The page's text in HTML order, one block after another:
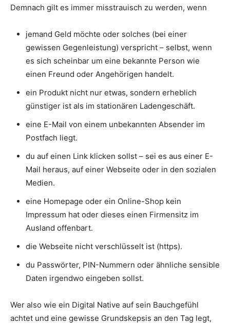
Demnach gilt es immer misstrauisch zu werden, wenn
jemand Geld möchte oder solches (bei einer
gewissen Gegenleistung) verspricht – selbst, wenn
es sich scheinbar um eine bekannte Person wie
einen Freund oder Angehörigen handelt.
ein Produkt nicht nur etwas, sondern erheblich
günstiger ist als im stationären Ladengeschäft.
eine E-Mail von einem unbekannten Absender im
Postfach liegt.
du auf einen Link klicken sollst – sei es aus einer E-
Mail heraus, auf einer Webseite oder in den sozialen
Medien.
eine Homepage oder ein Online-Shop kein
Impressum hat oder dieses einen Firmensitz im
Ausland offenbart.
die Webseite nicht verschlüsselt ist (https).
du Passwörter, PIN-Nummern oder ähnliche sensible
Daten irgendwo eingeben sollst.
Wer also wie ein Digital Native auf sein Bauchgefühl
achtet und eine gewisse Grundskepsis an den Tag legt,